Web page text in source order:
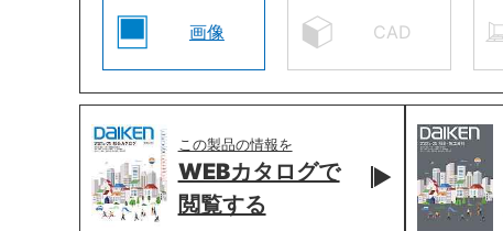
画像 CAD
この製品の情報を
WEBカタログで
閲覧する